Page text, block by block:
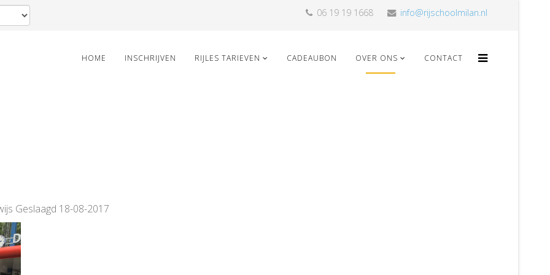
06 19 19 1668 info@rijschoolmilan.nl
HOME INSCHRIJVEN RIJLES TARIEVEN CADEAUBON OVER ONS CONTACT
Geslaagd 18-08-2017